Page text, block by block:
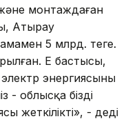
монтаждаған
Атырау
5 млрд. теңге.
Ең бастысы,
энергиясының
- облысқа біздің
жеткілікті», - деді